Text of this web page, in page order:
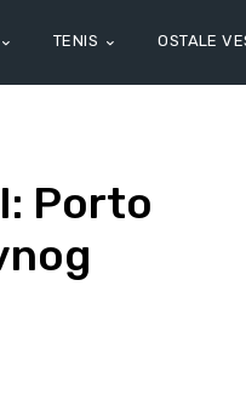
TENIS OSTALE
Porto